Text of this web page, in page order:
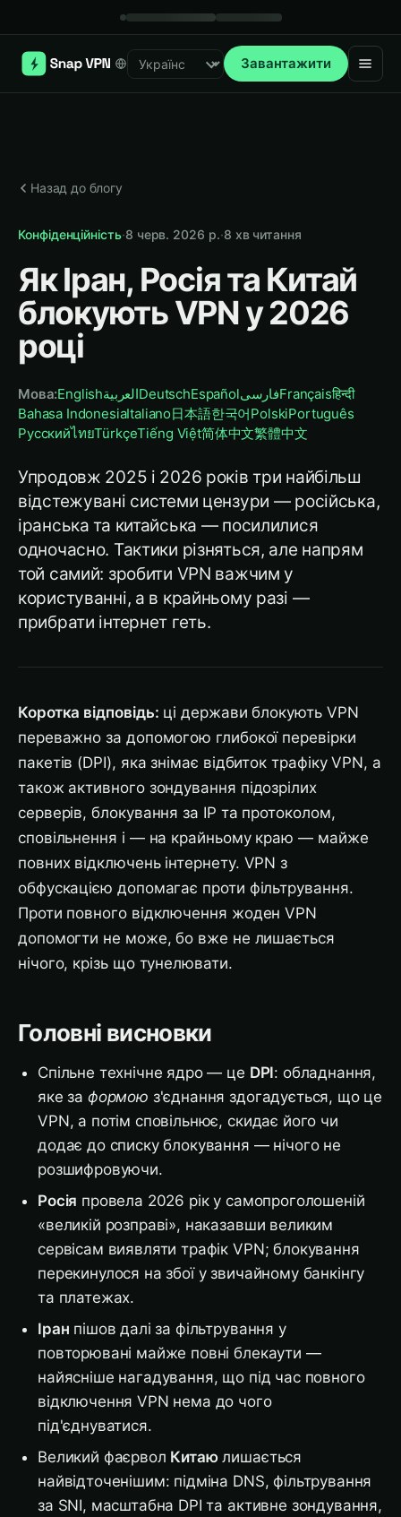
Select language Завантажити
Назад до блогу
Конфіденційність·8 черв. 2026 р.·8 хв читання
Як Іран, Росія та Китай
блокують VPN у 2026
році
Мова:EnglishالعربيةDeutschEspañolفارسیFrançaisहिन्दी
Bahasa IndonesiaItaliano日本語한국어PolskiPortuguês
РусскийไทยTürkçeTiếng Việt简体中文繁體中文
Упродовж 2025 і 2026 років три найбільш
відстежувані системи цензури — російська,
іранська та китайська — посилилися
одночасно. Тактики різняться, але напрям
той самий: зробити VPN важчим у
користуванні, а в крайньому разі —
прибрати інтернет геть.
Коротка відповідь: ці держави блокують VPN
переважно за допомогою глибокої перевірки
пакетів (DPI), яка знімає відбиток трафіку VPN, а
також активного зондування підозрілих
серверів, блокування за IP та протоколом,
сповільнення і — на крайньому краю — майже
повних відключень інтернету. VPN з
обфускацією допомагає проти фільтрування.
Проти повного відключення жоден VPN
допомогти не може, бо вже не лишається
нічого, крізь що тунелювати.
Головні висновки
Спільне технічне ядро — це DPI: обладнання,
яке за формою з'єднання здогадується, що це
VPN, а потім сповільнює, скидає його чи
додає до списку блокування — нічого не
розшифровуючи.
Росія провела 2026 рік у самопроголошеній
«великій розправі», наказавши великим
сервісам виявляти трафік VPN; блокування
перекинулося на збої у звичайному банкінгу
та платежах.
Іран пішов далі за фільтрування у
повторювані майже повні блекаути —
найясніше нагадування, що під час повного
відключення VPN нема до чого
під'єднуватися.
Великий фаєрвол Китаюлишається
найвідточенішим: підміна DNS, фільтрування
за SNI, масштабна DPI та активне зондування,